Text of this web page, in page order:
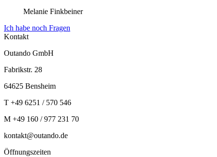
Melanie Finkbeiner
Ich habe noch Fragen
Kontakt
Outando GmbH
Fabrikstr. 28
64625 Bensheim
T +49 6251 / 570 546
M +49 160 / 977 231 70
kontakt@outando.de
Öffnungszeiten